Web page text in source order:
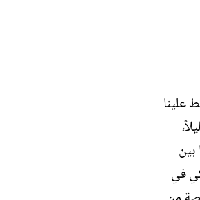
علينا
في